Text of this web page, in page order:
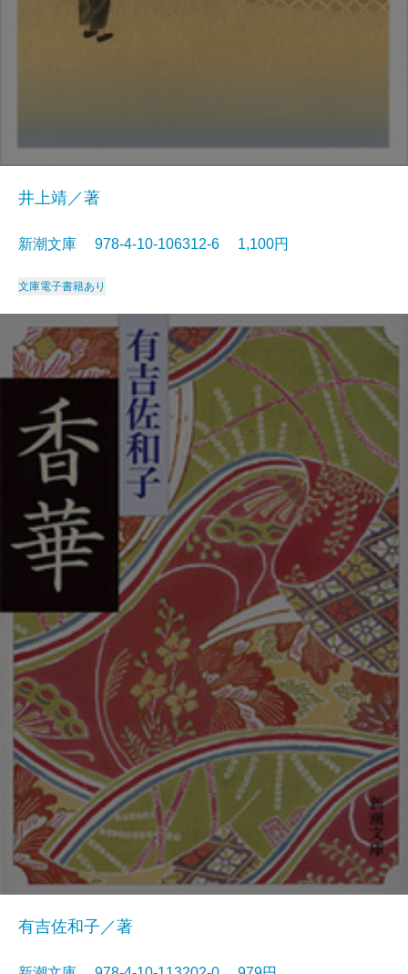
井上靖／著
新潮文庫 978-4-10-106312-6 1,100円
文庫電子書籍あり
有吉佐和子／著